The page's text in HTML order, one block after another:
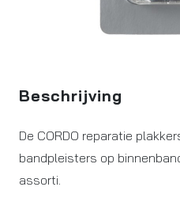
Beschrijving
De CORDO reparatie
bandpleisters op
assorti.